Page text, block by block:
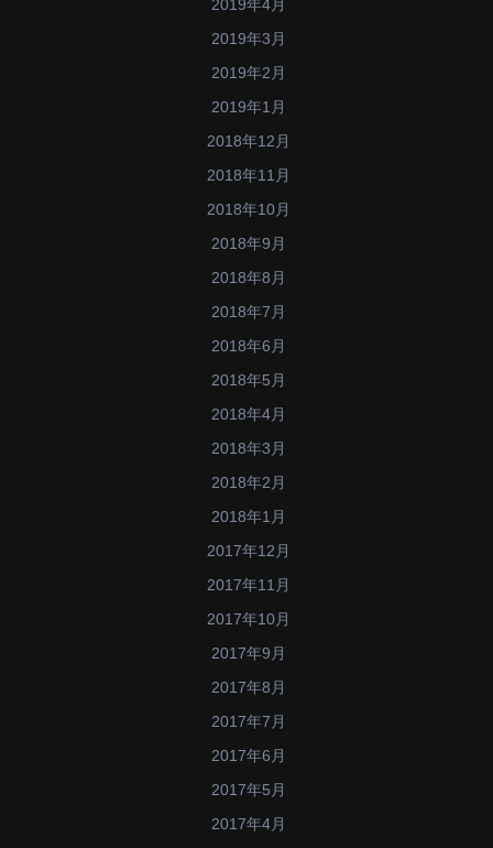
2019年4月
2019年3月
2019年2月
2019年1月
2018年12月
2018年11月
2018年10月
2018年9月
2018年8月
2018年7月
2018年6月
2018年5月
2018年4月
2018年3月
2018年2月
2018年1月
2017年12月
2017年11月
2017年10月
2017年9月
2017年8月
2017年7月
2017年6月
2017年5月
2017年4月